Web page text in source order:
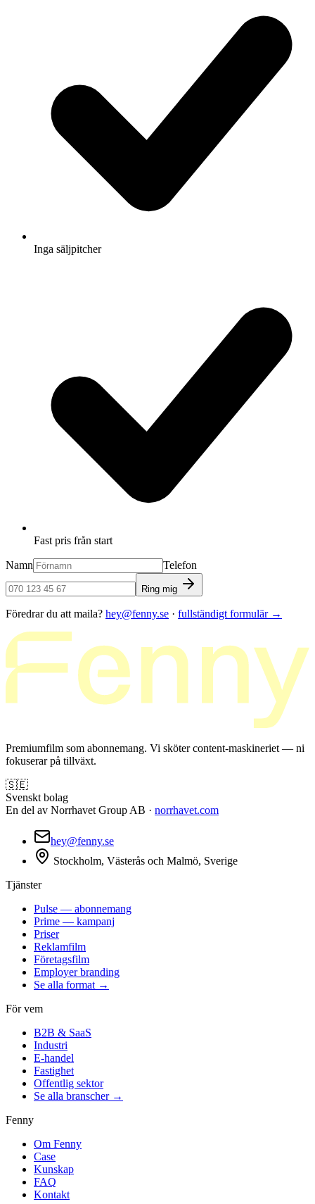
Inga säljpitcher
Fast pris från start
Namn Telefon
Ring mig
Föredrar du att maila? hey@fenny.se · fullständigt formulär→
Premiumfilm som abonnemang. Vi sköter content-maskineriet — ni
fokuserar på tillväxt.
🇸🇪
Svenskt bolag
En del av Norrhavet Group AB · norrhavet.com
hey@fenny.se
Stockholm, Västerås och Malmö, Sverige
Tjänster
Pulse — abonnemang
Prime — kampanj
Priser
Reklamfilm
Företagsfilm
Employer branding
Se alla format →
För vem
B2B & SaaS
Industri
E-handel
Fastighet
Offentlig sektor
Se alla branscher →
Fenny
Om Fenny
Case
Kunskap
FAQ
Kontakt